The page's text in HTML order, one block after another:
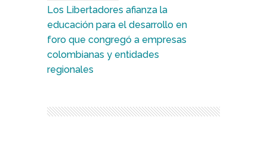
Los Libertadores afianza la
educación para el desarrollo en
foro que congregó a empresas
colombianas y entidades
regionales